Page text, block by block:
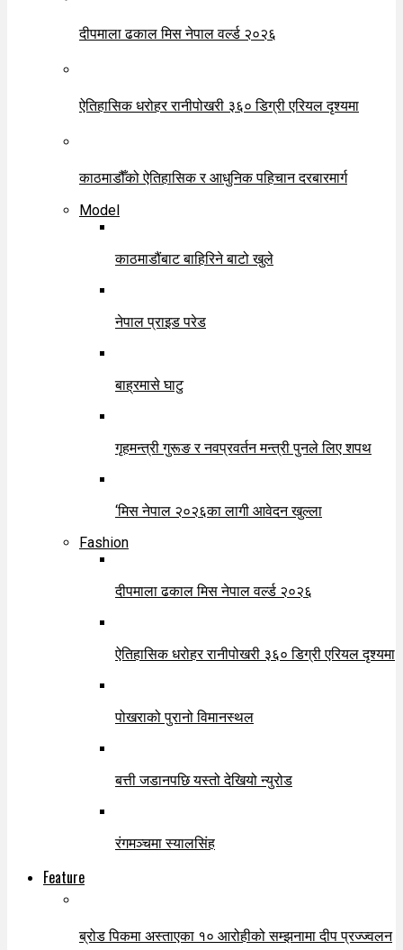
दीपमाला ढकाल मिस नेपाल वर्ल्ड २०२६
ऐतिहासिक धरोहर रानीपोखरी ३६० डिग्री एरियल दृश्यमा
काठमाडौँको ऐतिहासिक र आधुनिक पहिचान दरबारमार्ग
Model
काठमाडौंबाट बाहिरिने बाटो खुले
नेपाल प्राइड परेड
बाह्रमासे घाटु
गृहमन्त्री गुरूङ र नवप्रवर्तन मन्त्री पुनले लिए शपथ
‘मिस नेपाल २०२६का लागी आवेदन खुल्ला
Fashion
दीपमाला ढकाल मिस नेपाल वर्ल्ड २०२६
ऐतिहासिक धरोहर रानीपोखरी ३६० डिग्री एरियल दृश्यमा
पोखराको पुरानो विमानस्थल
बत्ती जडानपछि यस्तो देखियो न्युरोड
रंगमञ्चमा स्यालसिंह
Feature
ब्रोड पिकमा अस्ताएका १० आरोहीको सम्झनामा दीप प्रज्ज्वलन